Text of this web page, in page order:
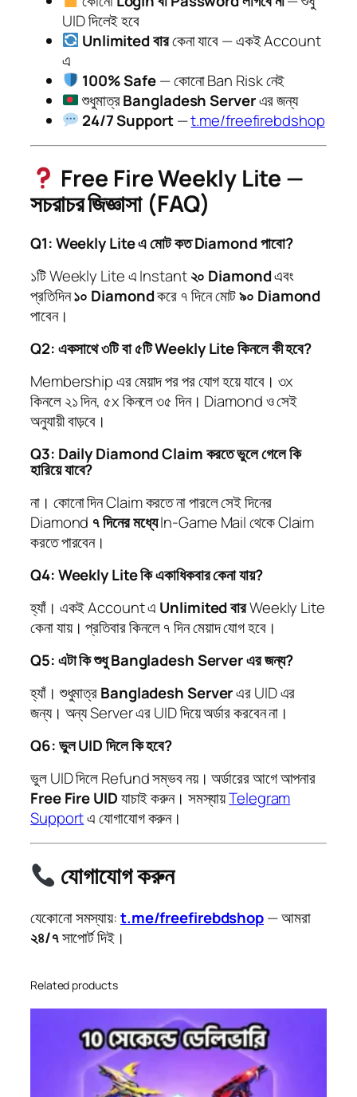
UID দিলেই হবে
Unlimited বারকেনা যাবে — একই Account
এ
100% Safe— কোনো Ban Risk নেই
শুধুমাত্রBangladesh Serverএর জন্য
24/7 Support—t.me/freefirebdshop
Free Fire Weekly Lite —
সচরাচর জিজ্ঞাসা (FAQ)
Q1: Weekly Lite এ মোট কত Diamond পাবো?
১টি Weekly Lite এ Instant২০ Diamondএবং
প্রতিদিন১০ Diamondকরে ৭ দিনে মোট৯০ Diamond
পাবেন।
Q2: একসাথে ৩টি বা ৫টি Weekly Lite কিনলে কী হবে?
Membership এর মেয়াদ পর পর যোগ হয়ে যাবে। ৩x
কিনলে ২১ দিন, ৫x কিনলে ৩৫ দিন। Diamond ও সেই
অনুযায়ী বাড়বে।
Q3: Daily Diamond Claim করতে ভুলে গেলে কি
হারিয়ে যাবে?
না। কোনো দিন Claim করতে না পারলে সেই দিনের
Diamond ৭ দিনের মধ্যেIn-Game Mail থেকে Claim
করতে পারবেন।
Q4: Weekly Lite কি একাধিকবার কেনা যায়?
হ্যাঁ। একই Account এ Unlimited বারWeekly Lite
কেনা যায়। প্রতিবার কিনলে ৭ দিন মেয়াদ যোগ হবে।
Q5: এটা কি শুধু Bangladesh Server এর জন্য?
হ্যাঁ। শুধুমাত্রBangladesh Serverএর UID এর
জন্য। অন্য Server এর UID দিয়ে অর্ডার করবেন না।
Q6: ভুল UID দিলে কি হবে?
ভুল UID দিলে Refund সম্ভব নয়। অর্ডারের আগে আপনার
Free Fire UIDযাচাই করুন। সমস্যায়Telegram
Supportএ যোগাযোগ করুন।
যোগাযোগ করুন
যেকোনো সমস্যায়:t.me/freefirebdshop— আমরা
২৪/৭সাপোর্ট দিই।
Related products